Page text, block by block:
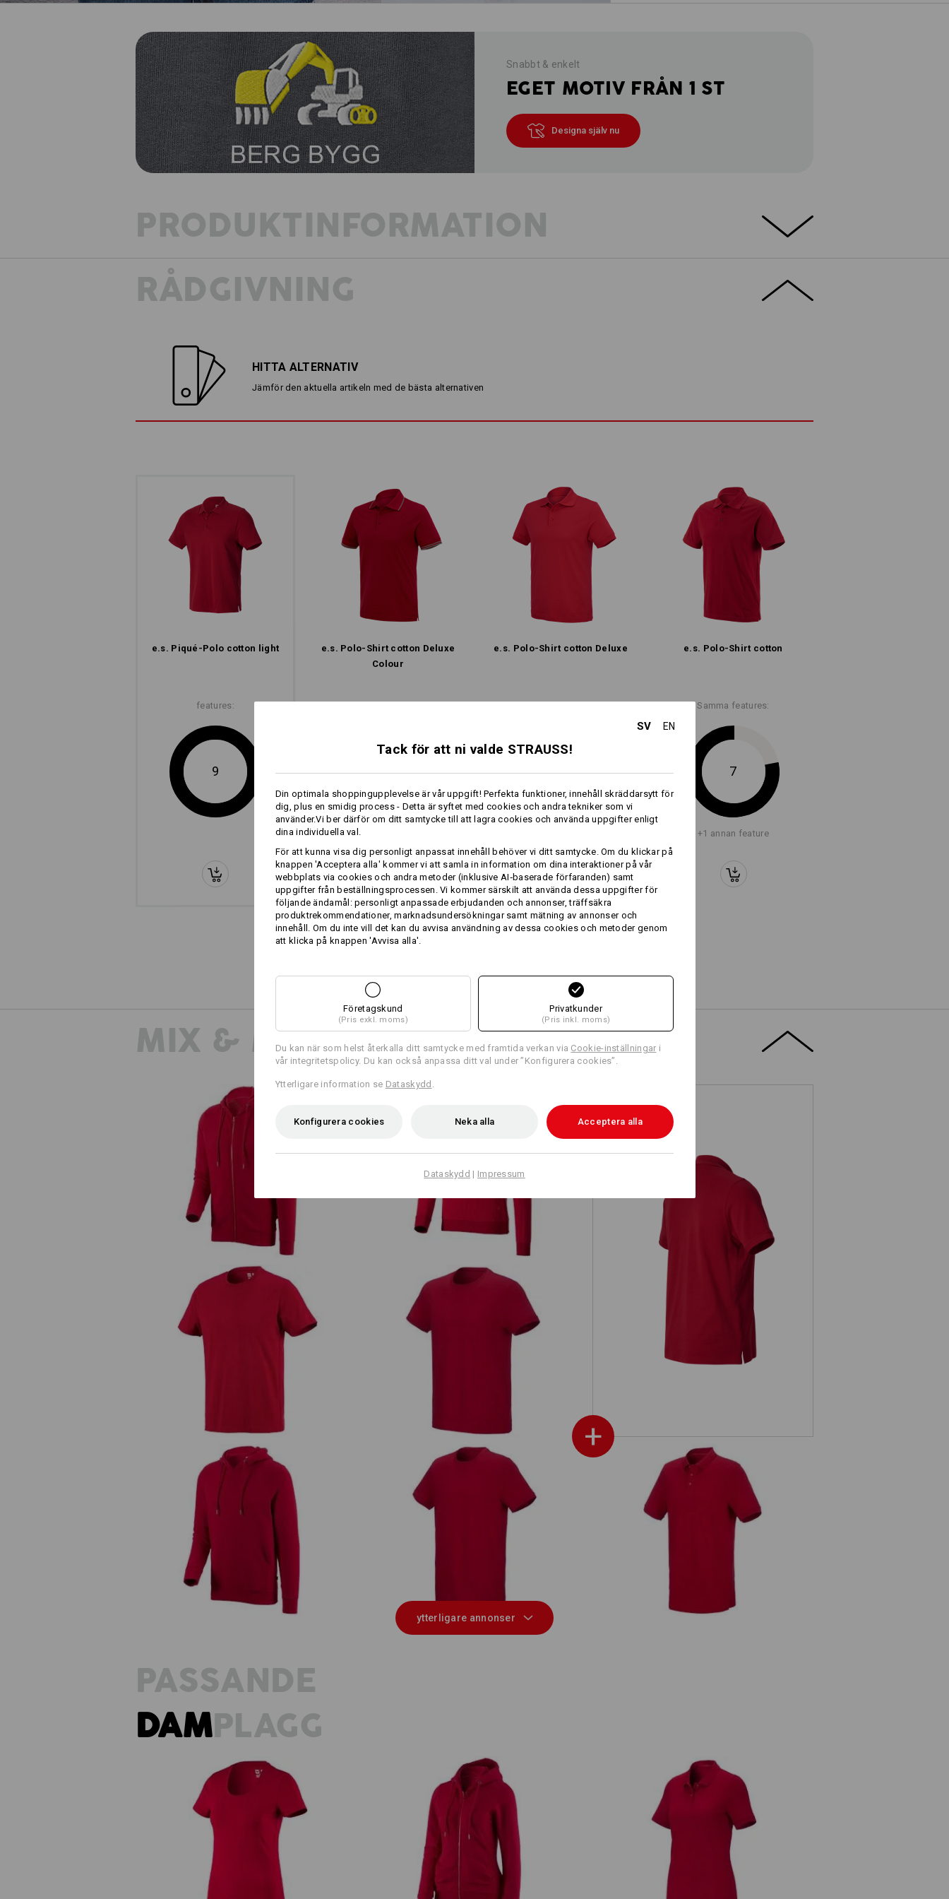
Snabbt & enkelt
EGET MOTIV FRÅN 1 ST
Designa själv nu
PRODUKTINFORMATION
BESKRIVNING DETALJER
i förstklassig bomull
3-knappsslå
Material:
Ovanmaterial
Bomull (ca. 150 g/m²)
Maskintvätt 40 °C
Ej blekning
Trumla torrt, låg temperatur
Kallt järn
Får ej torrengöras
Designa själv
RÅDGIVNING
HITTA ALTERNATIV
Jämför den aktuella artikeln med de bästa alternativen
e.s. Piqué-Polo cotton light
features:
9
e.s. Polo-Shirt cotton Deluxe
Colour
e.s. Polo-Shirt cotton Deluxe e.s. Polo-Shirt cotton
8
+2 ytterligare features
8
Samma features:
7
+1 annan feature
MIX & MATCH
e.s. Piqué-Polo cotton light
+
e.s. Hoody-Sweatjacka poly cotton e.s. Longsleeve cotton stretch
e.s. T-Shirt cotton e.s. T-shirt cotton stretch
e.s. Hoody-Sweatshirt poly cotton e.s. T-shirt cotton stretch, long fit e.s. Piqué-Polo cotton stretch, long fit
ytterligare annonser
PASSANDE
DAMPLAGG
e.s. T-Shirt cotton stretch, dam
e.s. Hoody-Sweatjacka poly cotton,
dam
e.s. Piqué-Polo cotton stretch, dam
SV EN
Tack för att ni valde STRAUSS!
Din optimala shoppingupplevelse är vår uppgift! Perfekta funktioner, innehåll skräddarsytt för
dig, plus en smidig process - Detta är syftet med cookies och andra tekniker som vi
använder.Vi ber därför om ditt samtycke till att lagra cookies och använda uppgifter enligt
dina individuella val.
För att kunna visa dig personligt anpassat innehåll behöver vi ditt samtycke. Om du klickar på
knappen 'Acceptera alla' kommer vi att samla in information om dina interaktioner på vår
webbplats via cookies och andra metoder (inklusive AI‑baserade förfaranden) samt
uppgifter från beställningsprocessen. Vi kommer särskilt att använda dessa uppgifter för
följande ändamål: personligt anpassade erbjudanden och annonser, träffsäkra
produktrekommendationer, marknadsundersökningar samt mätning av annonser och
innehåll. Om du inte vill det kan du avvisa användning av dessa cookies och metoder genom
att klicka på knappen 'Avvisa alla'.
Företagskund
(Pris exkl. moms)
Privatkunder
(Pris inkl. moms)
Du kan när som helst återkalla ditt samtycke med framtida verkan via Cookie-inställningar i
vår integritetspolicy. Du kan också anpassa ditt val under ”Konfigurera cookies”.
Ytterligare information se Dataskydd
Konfigurera cookies Neka alla Acceptera alla
Dataskydd | Impressum